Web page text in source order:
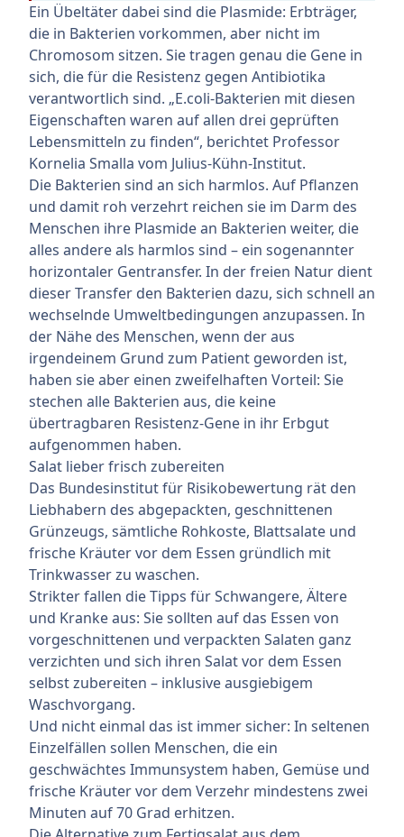
Ein Übeltäter dabei sind die Plasmide: Erbträger,
die in Bakterien vorkommen, aber nicht im
Chromosom sitzen. Sie tragen genau die Gene in
sich, die für die Resistenz gegen Antibiotika
verantwortlich sind. „E.coli-Bakterien mit diesen
Eigenschaften waren auf allen drei geprüften
Lebensmitteln zu finden“, berichtet Professor
Kornelia Smalla vom Julius-Kühn-Institut.
Die Bakterien sind an sich harmlos. Auf Pflanzen
und damit roh verzehrt reichen sie im Darm des
Menschen ihre Plasmide an Bakterien weiter, die
alles andere als harmlos sind – ein sogenannter
horizontaler Gentransfer. In der freien Natur dient
dieser Transfer den Bakterien dazu, sich schnell an
wechselnde Umweltbedingungen anzupassen. In
der Nähe des Menschen, wenn der aus
irgendeinem Grund zum Patient geworden ist,
haben sie aber einen zweifelhaften Vorteil: Sie
stechen alle Bakterien aus, die keine
übertragbaren Resistenz-Gene in ihr Erbgut
aufgenommen haben.
Salat lieber frisch zubereiten
Das Bundesinstitut für Risikobewertung rät den
Liebhabern des abgepackten, geschnittenen
Grünzeugs, sämtliche Rohkoste, Blattsalate und
frische Kräuter vor dem Essen gründlich mit
Trinkwasser zu waschen.
Strikter fallen die Tipps für Schwangere, Ältere
und Kranke aus: Sie sollten auf das Essen von
vorgeschnittenen und verpackten Salaten ganz
verzichten und sich ihren Salat vor dem Essen
selbst zubereiten – inklusive ausgiebigem
Waschvorgang.
Und nicht einmal das ist immer sicher: In seltenen
Einzelfällen sollen Menschen, die ein
geschwächtes Immunsystem haben, Gemüse und
frische Kräuter vor dem Verzehr mindestens zwei
Minuten auf 70 Grad erhitzen.